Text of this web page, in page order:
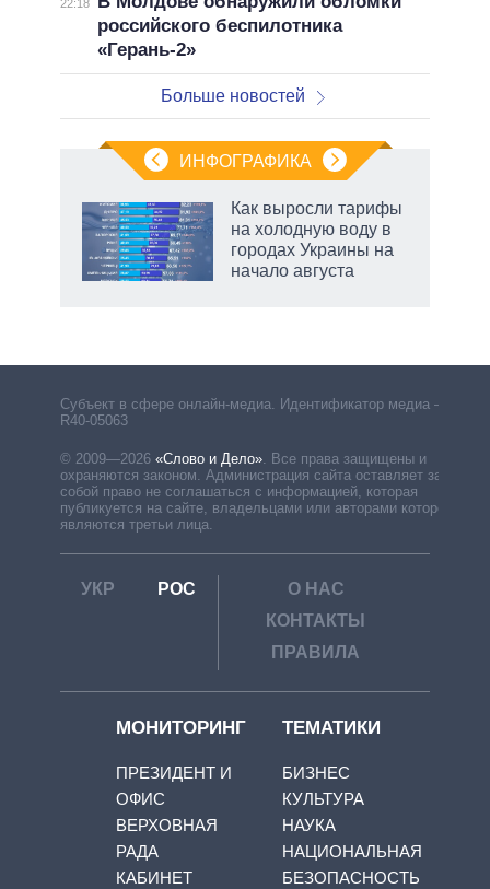
22:18
российского беспилотника
«Герань-2»
Больше новостей
ИНФОГРАФИКА
Как выросли тарифы
на холодную воду в
городах Украины на
начало августа
Субъект в сфере онлайн-медиа. Идентификатор медиа –
R40-05063
© 2009—2026 «Слово и Дело» Все права защищены и
охраняются законом. Администрация сайта оставляет за
собой право не соглашаться с информацией, которая
публикуется на сайте, владельцами или авторами которой
являются третьи лица.
УКР РОС
О НАС
КОНТАКТЫ
ПРАВИЛА
МОНИТОРИНГ
ПРЕЗИДЕНТ И
ОФИС
ВЕРХОВНАЯ
РАДА
КАБИНЕТ
ТЕМАТИКИ
БИЗНЕС
КУЛЬТУРА
НАУКА
НАЦИОНАЛЬНАЯ
БЕЗОПАСНОСТЬ